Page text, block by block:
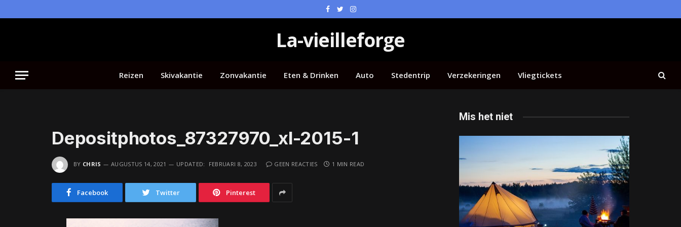
Facebook
TwitterInstagram
La-vieilleforge
Reizen Skivakantie Zonvakantie Eten & Drinken Auto Stedentrip Verzekeringen Vliegtickets
Depositphotos_87327970_xl-2015-1
BY CHRIS AUGUSTUS 14, 2021 UPDATED: FEBRUARI 8, 2023 GEEN REACTIES 1 MIN READ
Facebook Twitter Pinterest
Mis het niet